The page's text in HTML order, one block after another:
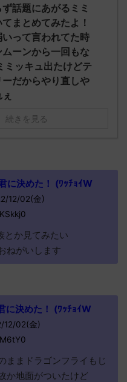
ず話題にあがるミミ
まとめてみたよ！
いって言われてた時
ーンから一回もな
ミッキュ出たけどテ
だからやり直しや
続きを見る
に決めた！ (ﾜｯﾁｮｲW
12/02(金)
とか見てみたい
ねがいします
に決めた！ (ﾜｯﾁｮｲW
12/02(金)
ままドラゴンフライもじ
か地面がついたけど